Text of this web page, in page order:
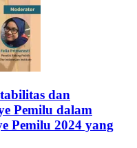
dan
Pemilu dalam
Pemilu 2024 yang